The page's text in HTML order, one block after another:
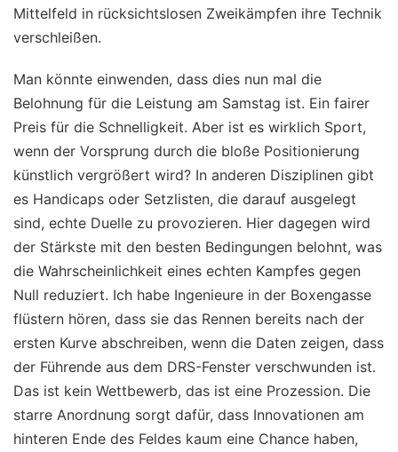
Mittelfeld in rücksichtslosen Zweikämpfen ihre Technik
verschleißen.
Man könnte einwenden, dass dies nun mal die
Belohnung für die Leistung am Samstag ist. Ein fairer
Preis für die Schnelligkeit. Aber ist es wirklich Sport,
wenn der Vorsprung durch die bloße Positionierung
künstlich vergrößert wird? In anderen Disziplinen gibt
es Handicaps oder Setzlisten, die darauf ausgelegt
sind, echte Duelle zu provozieren. Hier dagegen wird
der Stärkste mit den besten Bedingungen belohnt, was
die Wahrscheinlichkeit eines echten Kampfes gegen
Null reduziert. Ich habe Ingenieure in der Boxengasse
flüstern hören, dass sie das Rennen bereits nach der
ersten Kurve abschreiben, wenn die Daten zeigen, dass
der Führende aus dem DRS-Fenster verschwunden ist.
Das ist kein Wettbewerb, das ist eine Prozession. Die
starre Anordnung sorgt dafür, dass Innovationen am
hinteren Ende des Feldes kaum eine Chance haben,